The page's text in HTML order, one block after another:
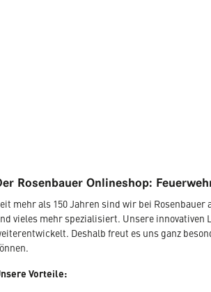
Rosenbauer Onlineshop:
mehr als 150 Jahren sind wir bei
vieles mehr spezialisiert. Unsere
Deshalb freut es uns ganz
Vorteile: